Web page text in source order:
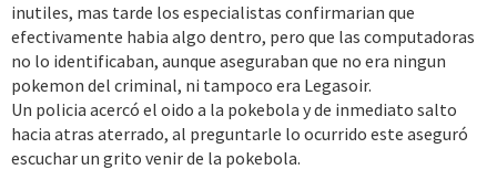
inutiles, mas tarde los especialistas confirmarian que
efectivamente habia algo dentro, pero que las computadoras
no lo identificaban, aunque aseguraban que no era ningun
pokemon del criminal, ni tampoco era Legasoir.
Un policia acercó el oido a la pokebola y de inmediato salto
hacia atras aterrado, al preguntarle lo ocurrido este aseguró
escuchar un grito venir de la pokebola.